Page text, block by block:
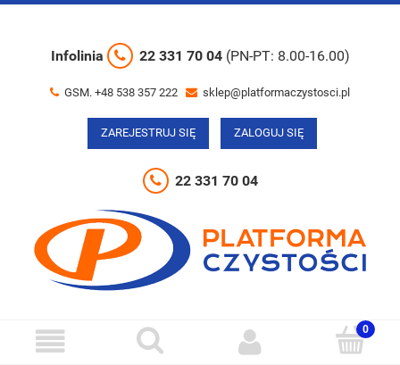
Infolinia 22 331 70 04 (PN-PT: 8.00-16.00)
GSM. +48 538 357 222 sklep@platformaczystosci.pl
ZAREJESTRUJ SIĘ ZALOGUJ SIĘ
22 331 70 04